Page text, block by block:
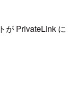
が PrivateLink に